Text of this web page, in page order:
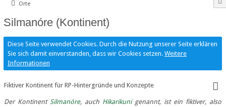
Mitgliedersuche
Orte
Silmanóre (Kontinent)
Diese Seite verwendet Cookies. Durch die Nutzung unserer Seite erklären
Sie sich damit einverstanden, dass wir Cookies setzen. Weitere
Informationen
Fiktiver Kontinent für RP-Hintergründe und Konzepte
Der Kontinent Silmanóre, auch Hikarikunigenannt, ist ein fiktiver, also